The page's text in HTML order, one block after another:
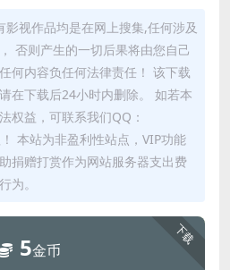
影视作品均是在网上搜集,任何涉及
否则产生的一切后果将由您自己
何内容负任何法律责任！ 该下载
在下载后24小时内删除。 如若本
权益，可联系我们QQ：
本站为非盈利性站点，VIP功能
捐赠打赏作为网站服务器支出费
为。
下载
5金币